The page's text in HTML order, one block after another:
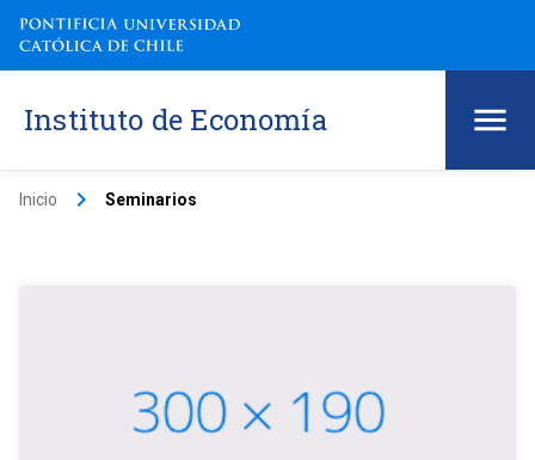
Instituto de Economía
Inicio keyboard_arrow_right Seminarios